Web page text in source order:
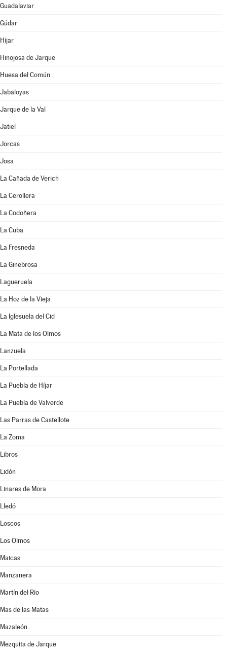
Guadalaviar
Gúdar
Híjar
Hinojosa de Jarque
Huesa del Común
Jabaloyas
Jarque de la Val
Jatiel
Jorcas
Josa
La Cañada de Verich
La Cerollera
La Codoñera
La Cuba
La Fresneda
La Ginebrosa
Lagueruela
La Hoz de la Vieja
La Iglesuela del Cid
La Mata de los Olmos
Lanzuela
La Portellada
La Puebla de Híjar
La Puebla de Valverde
Las Parras de Castellote
La Zoma
Libros
Lidón
Linares de Mora
Lledó
Loscos
Los Olmos
Maicas
Manzanera
Martín del Río
Mas de las Matas
Mazaleón
Mezquita de Jarque